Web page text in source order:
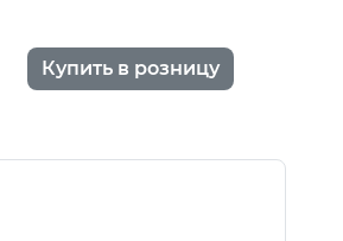
Купить в розницу